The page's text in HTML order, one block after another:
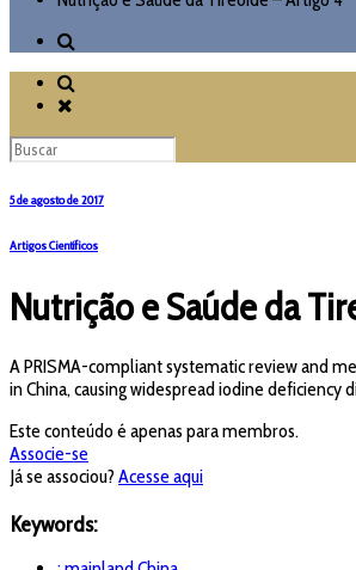
5 de agosto de 2017
Artigos Científicos
Nutrição e Saúde da
A PRISMA-compliant systematic review and
in China, causing widespread iodine deficiency
Este conteúdo é apenas para membros.
Associe-se
Já se associou? Acesse aqui
Keywords: